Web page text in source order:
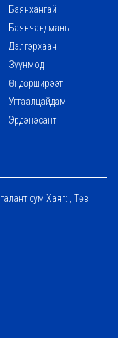
Баянхангай
Баянчандмань
Дэлгэрхаан
Зуунмод
Өндөрширээт
Угтаалцайдам
Эрдэнэсант
сум Хаяг: , Төв